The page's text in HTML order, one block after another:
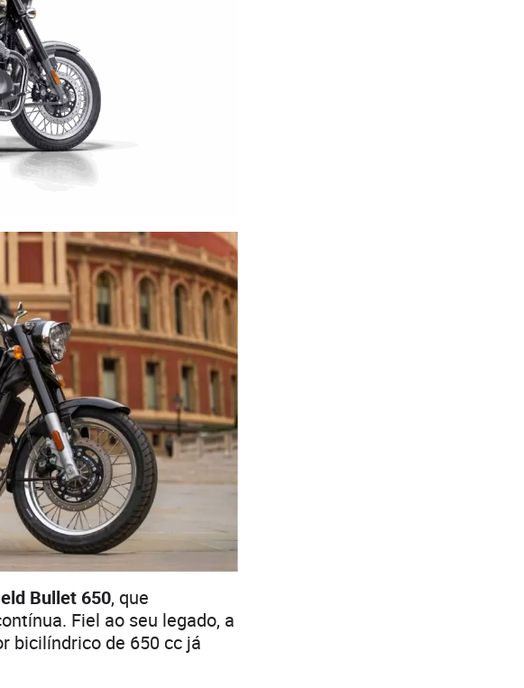
Bullet 650, que
Fiel ao seu legado, a
bicilíndrico de 650 cc já